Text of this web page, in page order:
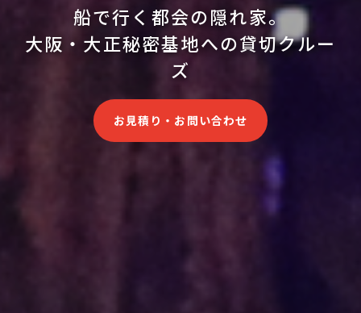
船で行く都会の隠れ家。
大阪・大正秘密基地への貸切クルー
ズ
お見積り・お問い合わせ